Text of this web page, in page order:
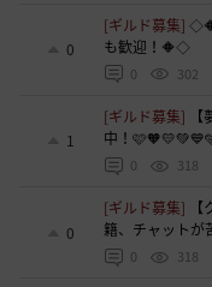
0
[ギルド募集]
も歓迎！🔶◇
0 302
1
[ギルド募集]
中！
0 318
0
[ギルド募集]
籍、チャットが
0 318